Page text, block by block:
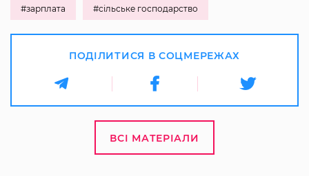
#зарплата #сільське господарство
ПОДІЛИТИСЯ В СОЦМЕРЕЖАХ
ВСІ МАТЕРІАЛИ